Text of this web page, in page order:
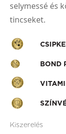
selymessé és
tincseket.
BOND
Kiszerelés